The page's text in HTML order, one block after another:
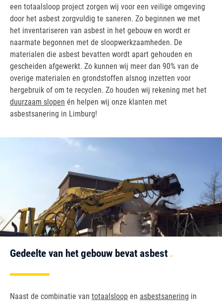
een totaalsloop project zorgen wij voor een veilige omgeving
door het asbest zorgvuldig te saneren. Zo beginnen we met
het inventariseren van asbest in het gebouw en wordt er
naarmate begonnen met de sloopwerkzaamheden. De
materialen die asbest bevatten wordt apart gehouden en
gescheiden afgewerkt. Zo kunnen wij meer dan 90% van de
overige materialen en grondstoffen alsnog inzetten voor
hergebruik of om te recyclen. Zo houden wij rekening met het
duurzaam slopen én helpen wij onze klanten met
asbestsanering in Limburg!
Gedeelte van het gebouw bevat asbest
Naast de combinatie van totaalsloop en asbestsanering in